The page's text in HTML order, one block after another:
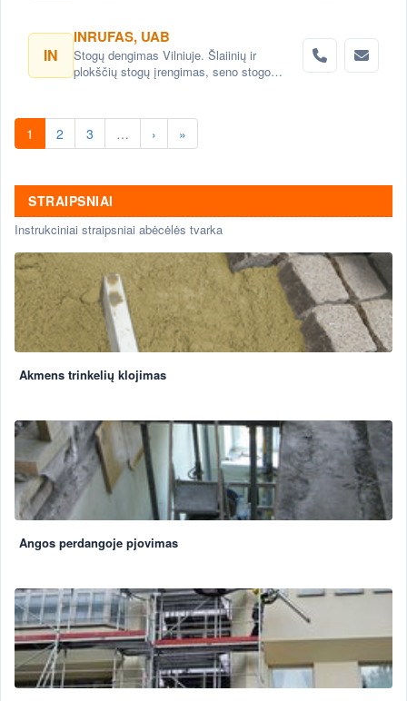
IN
INRUFAS, UAB
Stogų dengimas Vilniuje. Šlaiinių ir
plokščių stogų įrengimas, seno stogo
Vilniuje. Stogų remonto darbai, stogo
renovacija Vilniuje.
1 2 3 … › »
STRAIPSNIAI
Instrukciniai straipsniai abėcėlės tvarka
Akmens trinkelių klojimas
Angos perdangoje pjovimas